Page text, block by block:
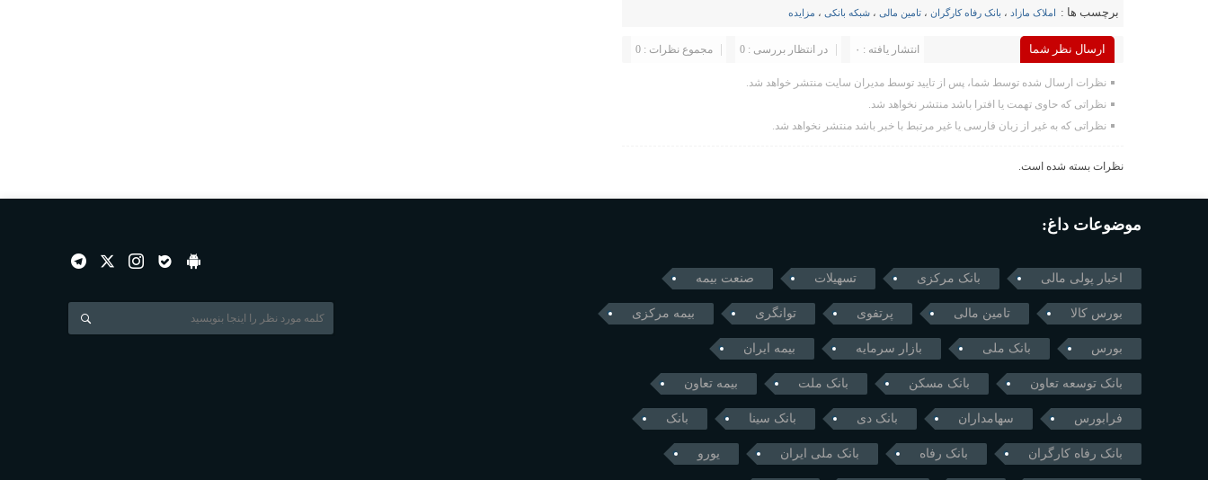
برچسب ها : املاک مازاد ، بانک رفاه کارگران ،تامین مالی ،شبکه بانکی ، مزایده
ارسال نظر شما مجموع نظرات : 0 در انتظار بررسی : 0 انتشار یافته : ۰
نظرات ارسال شده توسط شما، پس از تایید توسط مدیران سایت منتشر خواهد شد.
نظراتی که حاوی تهمت یا افترا باشد منتشر نخواهد شد.
نظراتی که به غیر از زبان فارسی یا غیر مرتبط با خبر باشد منتشر نخواهد شد.
نظرات بسته شده است.
موضوعات داغ:
اخبار پولی مالی بانک مرکزی تسهیلات صنعت بیمه
بورس کالا تامین مالی پرتفوی توانگری بیمه مرکزی
بورس بانک ملی بازار سرمایه بیمه ایران
بانک توسعه تعاون بانک مسکن بانک ملت بیمه تعاون
فرابورس سهامداران بانک دی بانک سینا بانک
بانک رفاه کارگران بانک رفاه بانک ملی ایران یورو